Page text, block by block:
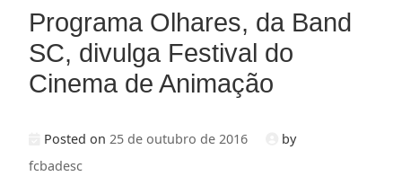
Programa Olhares, da Band
SC, divulga Festival do
Cinema de Animação
Posted on 25 de outubro de 2016
by
fcbadesc